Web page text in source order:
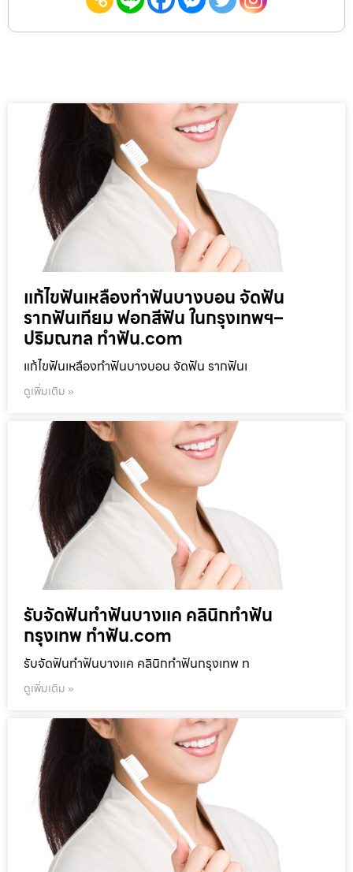
แก้ไขฟันเหลืองทำฟันบางบอน จัดฟัน
รากฟันเทียม ฟอกสีฟัน ในกรุงเทพฯ–
ปริมณฑล ทำฟัน.com
แก้ไขฟันเหลืองทำฟันบางบอน จัดฟัน รากฟันเ
ดูเพิ่มเติม »
รับจัดฟันทำฟันบางแค คลินิกทำฟัน
กรุงเทพ ทำฟัน.com
รับจัดฟันทำฟันบางแค คลินิกทำฟันกรุงเทพ ท
ดูเพิ่มเติม »